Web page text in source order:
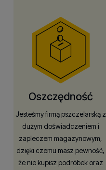
Oszczędność
Jesteśmy firmą pszczelarską z
dużym doświadczeniem i
zapleczem magazynowym,
dzięki czemu masz pewność,
że nie kupisz podróbek oraz